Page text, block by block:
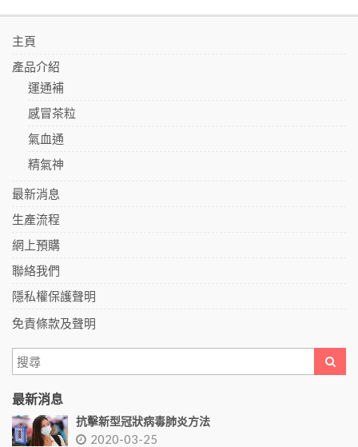
主頁
產品介紹
運通補
感冒茶粒
氣血通
精氣神
最新消息
生產流程
網上預購
聯絡我們
隱私權保護聲明
免責條款及聲明
最新消息
抗擊新型冠狀病毒肺炎方法
2020-03-25